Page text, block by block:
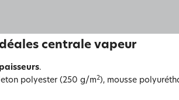
centrale vapeur
.
polyester (250 g/m2), mousse